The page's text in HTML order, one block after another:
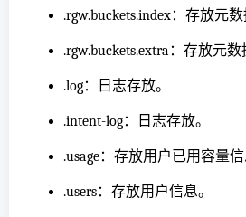
.rgw.buckets.index：存放元数
.rgw.buckets.extra：存放元数
.log：日志存放。
.intent-log：日志存放。
.usage：存放用户已用容量信
.users：存放用户信息。